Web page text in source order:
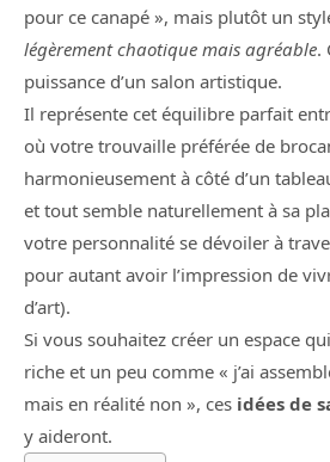
pour ce canapé », mais plutôt un
légèrement chaotique mais agréable.
puissance d’un salon artistique.
Il représente cet équilibre parfait
où votre trouvaille préférée de
harmonieusement à côté d’un
et tout semble naturellement à sa
votre personnalité se dévoiler à
pour autant avoir l’impression de
d’art).
Si vous souhaitez créer un espace
riche et un peu comme « j’ai
mais en réalité non », ces idées de
y aideront.